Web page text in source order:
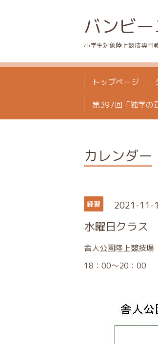
バンビ
小学生対象陸上競技専門
トップページ
第397回「独学の
カレンダー
練習 2021-11-
水曜日クラス
舎人公園陸上競技場
18：00～20：00